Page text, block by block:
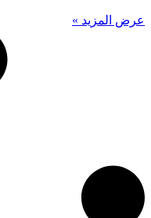
عرض المزيد »